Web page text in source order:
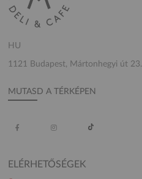
HU
1121 Budapest, Mártonhegyi út 23.
MUTASD A TÉRKÉPEN
ELÉRHETŐSÉGEK